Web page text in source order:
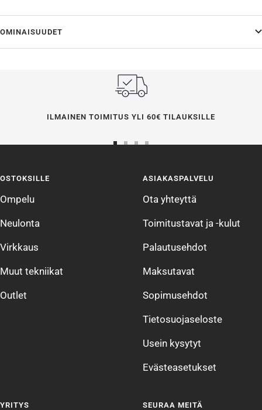
OMINAISUUDET
ILMAINEN TOIMITUS YLI 60€ TILAUKSILLE
4
OSTOKSILLE
Ompelu
Neulonta
Virkkaus
Muut tekniikat
Outlet
ASIAKASPALVELU
Ota yhteyttä
Toimitustavat ja -kulut
Palautusehdot
Maksutavat
Sopimusehdot
Tietosuojaseloste
Usein kysytyt
Evästeasetukset
YRITYS SEURAA MEITÄ